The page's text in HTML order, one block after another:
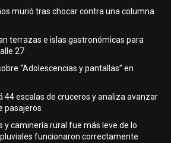
murió tras chocar contra una columna
terrazas e islas gastronómicas para
27
“Adolescencias y pantallas” en
44 escalas de cruceros y analiza avanzar
pasajeros
y caminería rural fue más leve de lo
funcionaron correctamente